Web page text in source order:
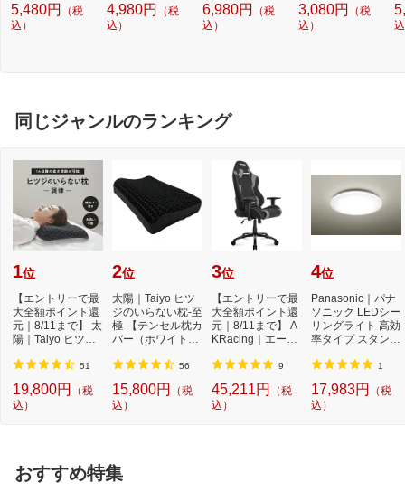
100×丈178cm /遮
光1級]
5,480円
（税
込）
100×丈135cm /遮
光1級]
4,980円
（税
込）
6,980円
（税
込）
3,080円
（税
込）
[
同じジャンルのランキング
1位
【エントリーで最
大全額ポイント還
元｜8/11まで】 太
陽｜Taiyo ヒツジ
51
19,800円
（税
込）
2位
太陽｜Taiyo ヒツ
ジのいらない枕-至
極-【テンセル枕カ
バー（ホワイト）
56
15,800円
（税
込）
3位
【エントリーで最
大全額ポイント還
元｜8/11まで】 A
KRacing｜エーケ
ー...
9
45,211円
（税
込）
4位
Panasonic｜パナ
ソニック LEDシー
リングライト 高効
率タイプ スタンダ
H...
1
17,983円
（税
込）
おすすめ特集